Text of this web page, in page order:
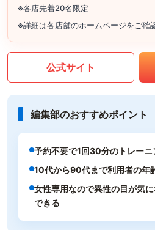
※各店先着20名限定
※詳細は各店舗のホームページをご確
公式サイト
編集部のおすすめポイント
予約不要で1回30分のトレーニ
10代から90代まで利用者の年
女性専用なので異性の目が気
できる